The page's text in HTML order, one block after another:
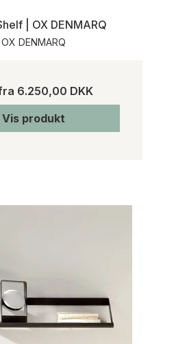
| OX DENMARQ
OX DENMARQ
6.250,00 DKK
Vis produkt